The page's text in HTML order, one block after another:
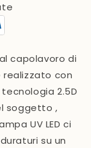
capolavoro di
realizzato con
2.5D
soggetto ,
UV LED ci
su un